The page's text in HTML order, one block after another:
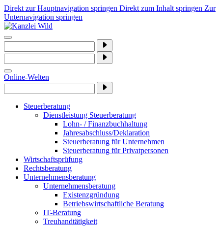
Direkt zur Hauptnavigation springen Direkt zum Inhalt springen Zur
Unternavigation springen
Online-Welten
Steuerberatung
Dienstleistung Steuerberatung
Lohn- / Finanzbuchhaltung
Jahresabschluss/Deklaration
Steuerberatung für Unternehmen
Steuerberatung für Privatpersonen
Wirtschaftsprüfung
Rechtsberatung
Unternehmensberatung
Unternehmensberatung
Existenzgründung
Betriebswirtschaftliche Beratung
IT-Beratung
Treuhandtätigkeit